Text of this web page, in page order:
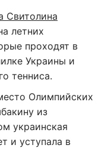
Свитолина
летних
проходят в
Украины и
тенниса.
Олимпийских
из
украинская
и уступала в